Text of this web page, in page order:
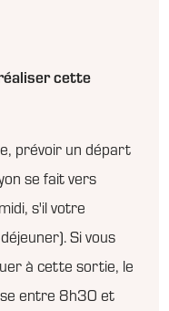
cette
prévoir un départ
se fait vers
s'il votre
Si vous
à cette sortie, le
entre 8h30 et